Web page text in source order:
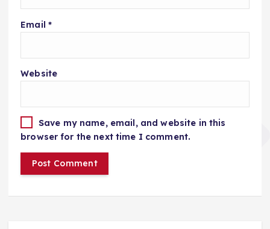
Email *
Website
Save my name, email, and website in this
browser for the next time I comment.